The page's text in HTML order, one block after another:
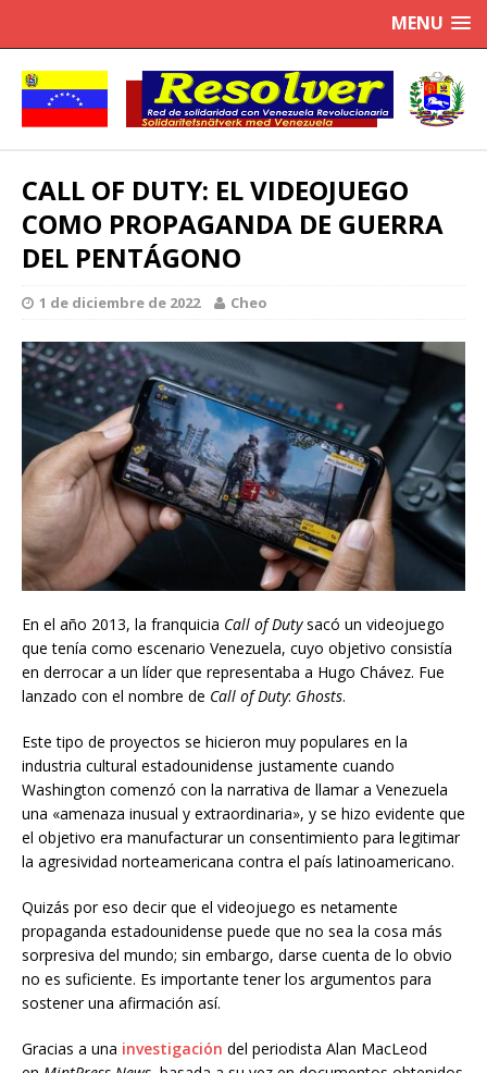
MENU
CALL OF DUTY: EL VIDEOJUEGO
COMO PROPAGANDA DE GUERRA
DEL PENTÁGONO
1 de diciembre de 2022 Cheo
En el año 2013, la franquicia Call of Dutysacó un videojuego
que tenía como escenario Venezuela, cuyo objetivo consistía
en derrocar a un líder que representaba a Hugo Chávez. Fue
lanzado con el nombre de Call of Duty: Ghosts.
Este tipo de proyectos se hicieron muy populares en la
industria cultural estadounidense justamente cuando
Washington comenzó con la narrativa de llamar a Venezuela
una «amenaza inusual y extraordinaria», y se hizo evidente que
el objetivo era manufacturar un consentimiento para legitimar
la agresividad norteamericana contra el país latinoamericano.
Quizás por eso decir que el videojuego es netamente
propaganda estadounidense puede que no sea la cosa más
sorpresiva del mundo; sin embargo, darse cuenta de lo obvio
no es suficiente. Es importante tener los argumentos para
sostener una afirmación así.
Gracias a una investigación del periodista Alan MacLeod